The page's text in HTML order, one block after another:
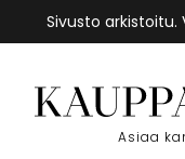
Sivusto arkistoitu.
sisältöön
Asiaa